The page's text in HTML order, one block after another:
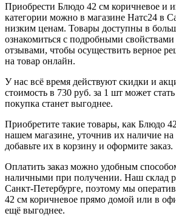
Приобрести Блюдо 42 см коричневое и
категории можно в магазине Натс24 в
низким ценам. Товары доступны в
ознакомиться с подробными
отзывами, чтобы осуществить верное
на товар онлайн.
У нас всё время действуют скидки и
стоимость в 730 руб. за 1 шт может
покупка станет выгоднее.
Приобретите такие товары, как Блюдо
нашем магазине, уточнив их наличие
добавьте их в корзину и оформите заказ.
Оплатить заказ можно удобным
наличными при получении. Наш склад
Санкт-Петербурге, поэтому мы
42 см коричневое прямо домой или в
ещё выгоднее.